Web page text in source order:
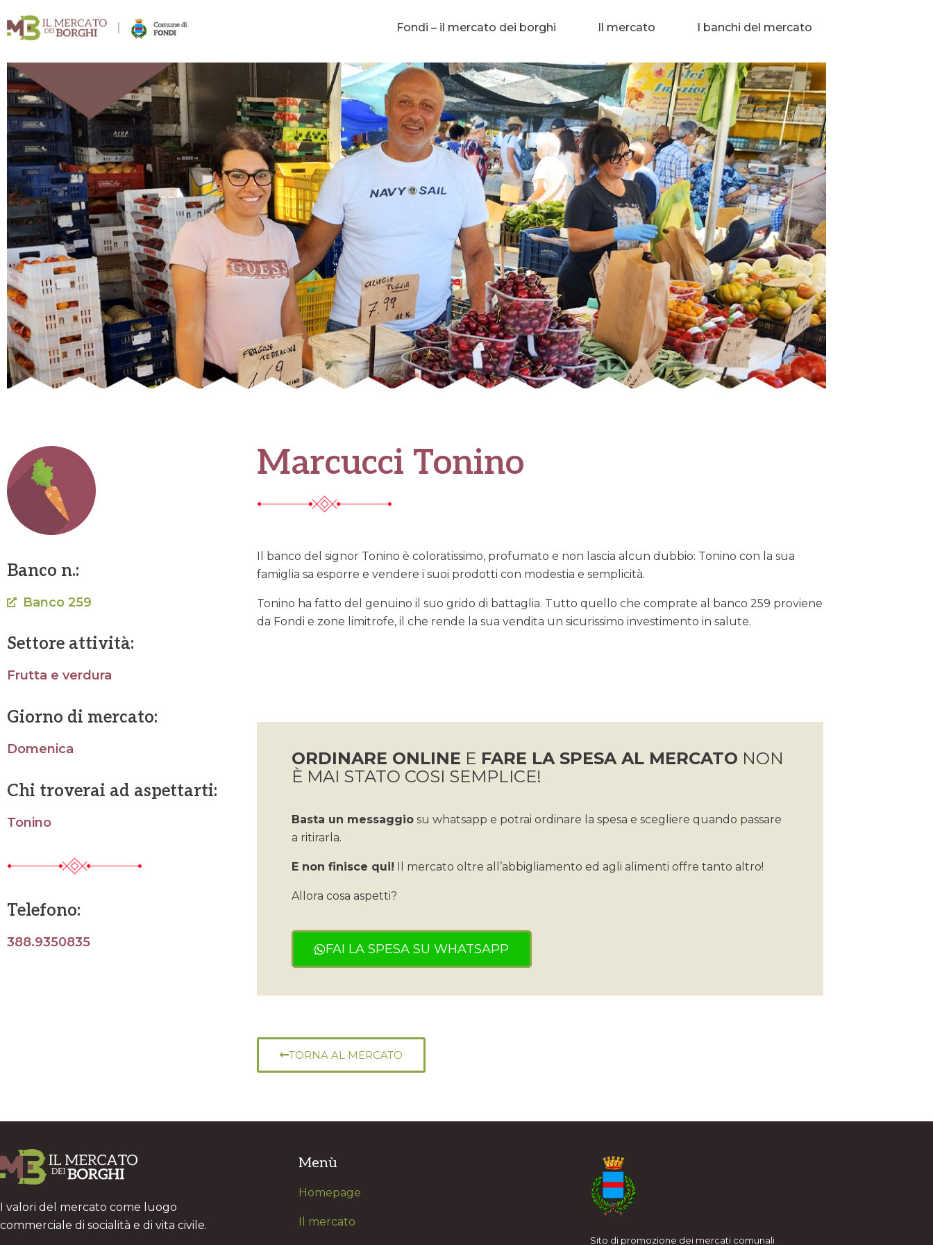
Fondi – il mercato dei borghi Il mercato I banchi del mercato
Banco n.:
Banco 259
Settore attività:
Frutta e verdura
Giorno di mercato:
Domenica
Chi troverai ad aspettarti:
Tonino
Telefono:
388.9350835
Marcucci Tonino
Il banco del signor Tonino è coloratissimo, profumato e non lascia alcun dubbio: Tonino con la sua
famiglia sa esporre e vendere i suoi prodotti con modestia e semplicità.
Tonino ha fatto del genuino il suo grido di battaglia. Tutto quello che comprate al banco 259 proviene
da Fondi e zone limitrofe, il che rende la sua vendita un sicurissimo investimento in salute.
ORDINARE ONLINE E FARE LA SPESA AL MERCATO NON
È MAI STATO COSI SEMPLICE!
Basta un messaggio su whatsapp e potrai ordinare la spesa e scegliere quando passare
a ritirarla.
E non finisce qui! Il mercato oltre all’abbigliamento ed agli alimenti offre tanto altro!
Allora cosa aspetti?
FAI LA SPESA SU WHATSAPP
TORNA AL MERCATO
I valori del mercato come luogo
commerciale di socialità e di vita civile.
Menù
H omepage
Il mercato
Sito di promozione dei mercati comunali